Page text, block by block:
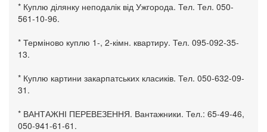
* Куплю ділянку неподалік від Ужгорода. Тел. Тел. 050-
561-10-96.
* Терміново куплю 1-, 2-кімн. квартиру. Тел. 095-092-35-
13.
* Куплю картини закарпатських класиків. Тел. 050-632-09-
31.
* ВАНТАЖНІ ПЕРЕВЕЗЕННЯ. Вантажники. Тел.: 65-49-46,
050-941-61-61.